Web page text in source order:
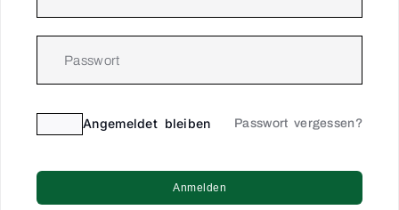
Angemeldet bleiben Passwort vergessen?
Anmelden